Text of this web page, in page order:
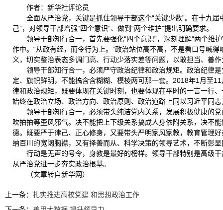
作者：新华社评论员
全面从严治党，关键是抓住领导干部这个“关键少数”。在十九
己”，对领导干部增强“四个意识”、做到“两个维护”提出明确要求。
领导干部知行合一，首先要强化“四个意识”，深刻理解“两个维
作中。“从政有经，而令行为上。”政治站位高不高，不是看口号喊
义，切实整治表态多调门高、行动少落实差等问题，以敢担当、善
领导干部知行合一，必须严守政治纪律和政治规矩。政治纪律
定、旗帜鲜明，不能搞含含糊糊、模棱两可那一套。2018年1月至
律和政治规矩，既要体现在关键时刻，也要体现在平时的一言一行
始终在政治立场、政治方向、政治原则、政治道路上同以习近平同
领导干部知行合一，必须带头纯洁党内关系，发展积极健康的
吹拍拍等歪风邪气。决不能把上下级关系搞成人身依附关系，决不
德。既要严于律己、正心修身，又要带头严明家风家教，教育管理
纳百川的宽阔胸襟，又有择善而从、科学决策的领导艺术，不断彰
行动是无声的号令，身教是最好的榜样。领导干部特别是高级
从严治党进一步夯实政治根基。
（文章转自新华网）
上一条： 扎实推进高校党建 和思想政治工作